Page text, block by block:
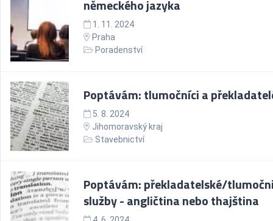
německého jazyka
1. 11. 2024
Praha
Poradenství
Poptávám: tlumočníci a
5. 8. 2024
Jihomoravský kraj
Stavebnictví
Poptávám: překladatelské/
služby - angličtina nebo thajština